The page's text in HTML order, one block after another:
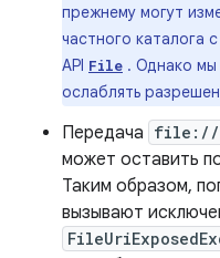
прежнему могут
частного каталога
API File . Однако мы
ослаблять
Передача file://
может оставить
Таким образом,
вызывают